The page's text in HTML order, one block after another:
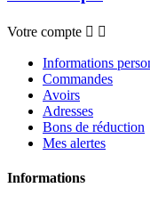
Votre compte  
Informations
Commandes
Avoirs
Adresses
Bons de réduction
Mes alertes
Informations